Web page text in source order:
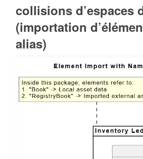
collisions d’espaces
(importation
alias)